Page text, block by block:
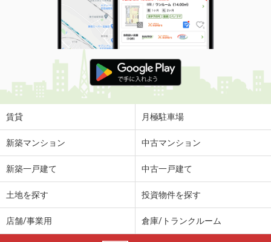
賃貸 月極駐車場
新築マンション 中古マンション
新築一戸建て 中古一戸建て
土地を探す 投資物件を探す
店舗/事業用 倉庫/トランクルーム